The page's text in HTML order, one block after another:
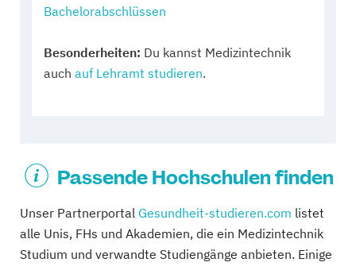
Bachelorabschlüssen
Besonderheiten: Du kannst Medizintechnik
auch auf Lehramt studieren.
Passende Hochschulen finden
Unser Partnerportal Gesundheit-studieren.com listet
alle Unis, FHs und Akademien, die ein Medizintechnik
Studium und verwandte Studiengänge anbieten. Einige